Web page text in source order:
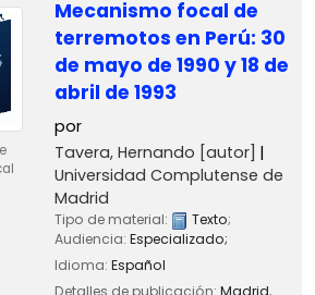
Mecanismo focal de
terremotos en Perú: 30
de mayo de 1990 y 18 de
abril de 1993
por
Tavera, Hernando [autor]
Universidad Complutense de
Madrid
Tipo de material: Texto;
Audiencia: Especializado;
Idioma: Español